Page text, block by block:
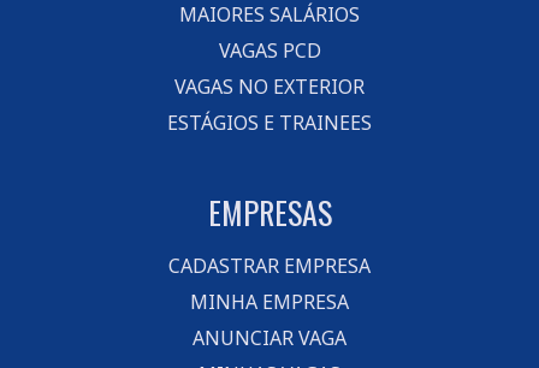
MAIORES SALÁRIOS
VAGAS PCD
VAGAS NO EXTERIOR
ESTÁGIOS E TRAINEES
EMPRESAS
CADASTRAR EMPRESA
MINHA EMPRESA
ANUNCIAR VAGA